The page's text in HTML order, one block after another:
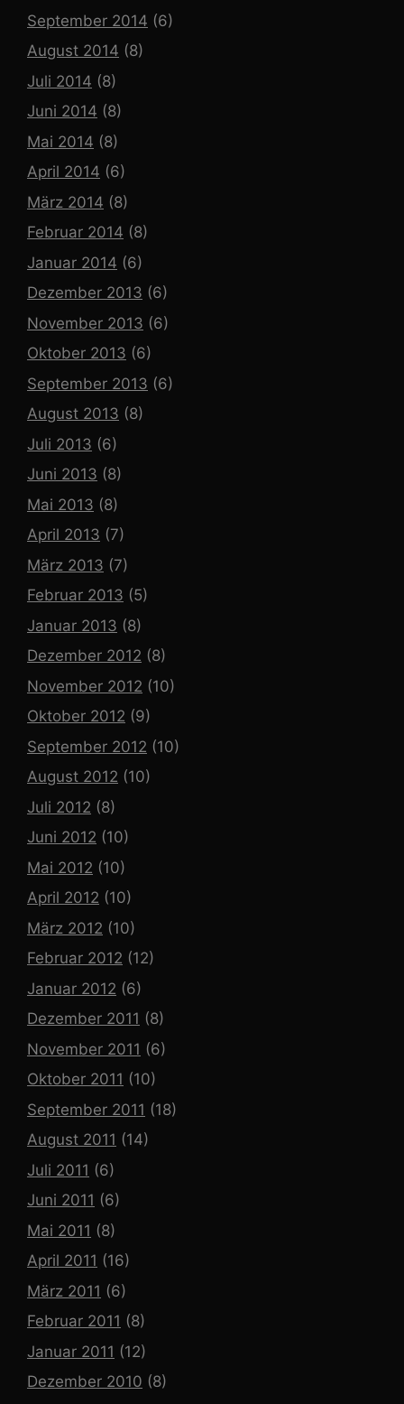
September 2014 (6)
August 2014 (8)
Juli 2014 (8)
Juni 2014 (8)
Mai 2014 (8)
April 2014 (6)
März 2014 (8)
Februar 2014 (8)
Januar 2014 (6)
Dezember 2013 (6)
November 2013 (6)
Oktober 2013 (6)
September 2013 (6)
August 2013 (8)
Juli 2013 (6)
Juni 2013 (8)
Mai 2013 (8)
April 2013 (7)
März 2013 (7)
Februar 2013 (5)
Januar 2013 (8)
Dezember 2012 (8)
November 2012 (10)
Oktober 2012 (9)
September 2012 (10)
August 2012 (10)
Juli 2012 (8)
Juni 2012 (10)
Mai 2012 (10)
April 2012 (10)
März 2012 (10)
Februar 2012 (12)
Januar 2012 (6)
Dezember 2011 (8)
November 2011 (6)
Oktober 2011 (10)
September 2011 (18)
August 2011 (14)
Juli 2011 (6)
Juni 2011 (6)
Mai 2011 (8)
April 2011 (16)
März 2011 (6)
Februar 2011 (8)
Januar 2011 (12)
Dezember 2010 (8)